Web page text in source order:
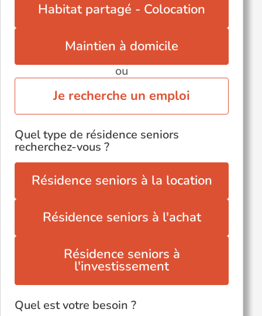
Habitat partagé - Colocation
Maintien à domicile
ou
Je recherche un emploi
Quel type de résidence seniors
recherchez-vous ?
Résidence seniors à la location
Résidence seniors à l'achat
Résidence seniors à
l'investissement
Quel est votre besoin ?